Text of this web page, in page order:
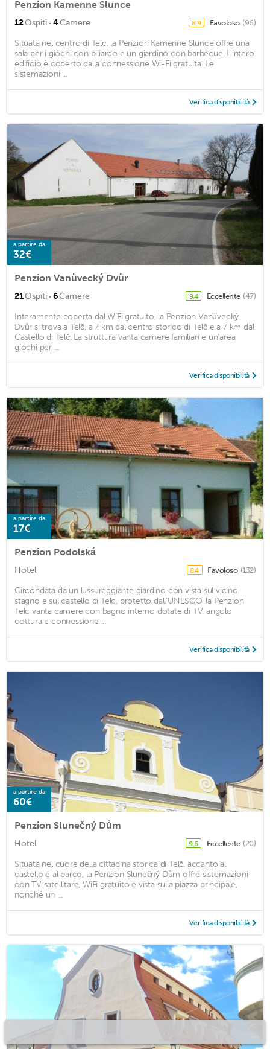
Penzion Kamenne Slunce
12Ospiti · 4Camere 8,9 Favoloso (96)
Situata nel centro di Telc, la Penzion Kamenne Slunce offre una
sala per i giochi con biliardo e un giardino con barbecue. L'intero
edificio è coperto dalla connessione Wi-Fi gratuita. Le
sistemazioni ...
Verifica disponibilità
a partire da
32€
Penzion Vanůvecký Dvůr
21Ospiti · 6Camere 9,4 Eccellente (47)
Interamente coperta dal WiFi gratuito, la Penzion Vanůvecký
Dvůr si trova a Telč, a 7 km dal centro storico di Telč e a 7 km dal
Castello di Telč. La struttura vanta camere familiari e un'area
giochi per ...
Verifica disponibilità
a partire da
17€
Penzion Podolská
Hotel 8,4 Favoloso (132)
Circondata da un lussureggiante giardino con vista sul vicino
stagno e sul castello di Telc, protetto dall'UNESCO, la Penzion
Telc vanta camere con bagno interno dotate di TV, angolo
cottura e connessione ...
Verifica disponibilità
a partire da
60€
Penzion Slunečný Dům
Hotel 9,6 Eccellente (20)
Situata nel cuore della cittadina storica di Telč, accanto al
castello e al parco, la Penzion Slunečný Dům offre sistemazioni
con TV satellitare, WiFi gratuito e vista sulla piazza principale,
nonché un ...
Verifica disponibilità